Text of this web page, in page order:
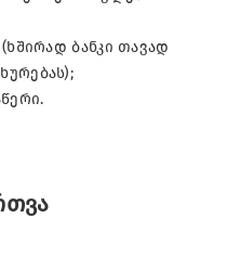
ბანკი თავად